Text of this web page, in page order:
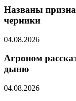
Названы
черники
04.08.2026
Агроном
дыню
04.08.2026